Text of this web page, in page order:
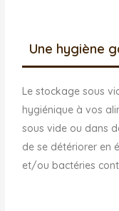
Une hygiène
Le stockage sous
hygiénique à vos
sous vide ou dans
de se détériorer en
et/ou bactéries